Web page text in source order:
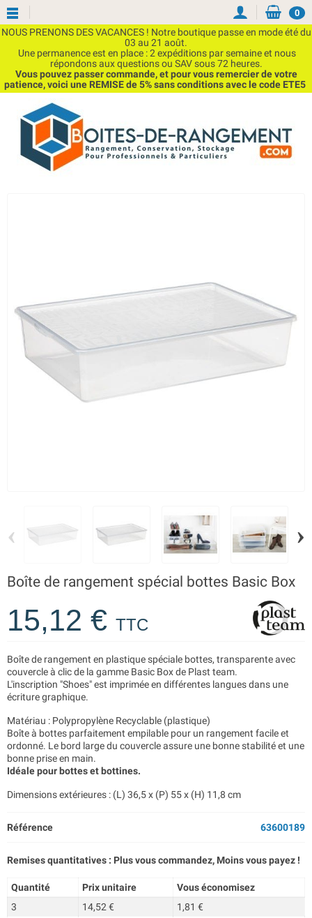
NOUS PRENONS DES VACANCES ! Notre boutique passe en mode été du
03 au 21 août.
Une permanence est en place : 2 expéditions par semaine et nous
répondons aux questions ou SAV sous 72 heures.
Vous pouvez passer commande, et pour vous remercier de votre
patience, voici une REMISE de 5% sans conditions avec le code ETE5
0
‹ ›
Boîte de rangement spécial bottes Basic Box
15,12 € TTC
Boîte de rangement en plastique spéciale bottes, transparente avec
couvercle à clic de la gamme Basic Box de Plast team.
L'inscription "Shoes" est imprimée en différentes langues dans une
écriture graphique.
Matériau : Polypropylène Recyclable (plastique)
Boîte à bottes parfaitement empilable pour un rangement facile et
ordonné. Le bord large du couvercle assure une bonne stabilité et une
bonne prise en main.
Idéale pour bottes et bottines.
Dimensions extérieures : (L) 36,5 x (P) 55 x (H) 11,8 cm
Référence 63600189
Remises quantitatives : Plus vous commandez, Moins vous payez !
Quantité Prix unitaire
Vous économisez
3
14,52 €
1,81 €